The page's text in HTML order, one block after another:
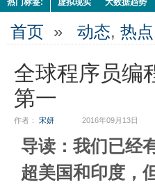
热门标签: 虚拟现实 大数据趋势
首页 » 动态, 热点
全球程序员编
第一
作者： 宋妍 2016年09月13日
导读：我们已经
超美国和印度，